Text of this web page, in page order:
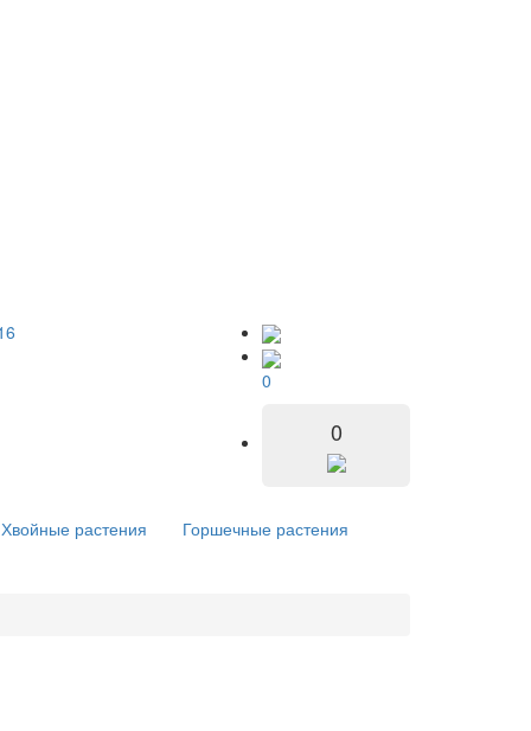
0
0
Хвойные растения Горшечные растения